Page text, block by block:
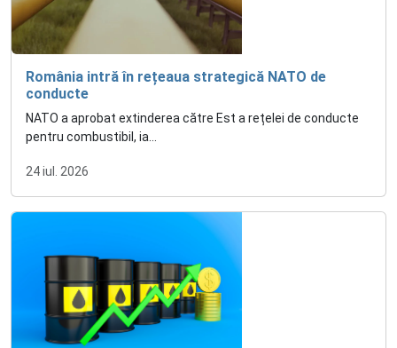
România intră în rețeaua strategică NATO de
conducte
NATO a aprobat extinderea către Est a rețelei de conducte
pentru combustibil, ia...
24 iul. 2026